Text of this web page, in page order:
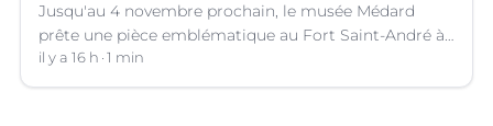
Jusqu'au 4 novembre prochain, le musée Médard
prête une pièce emblématique au Fort Saint-André à
Villeneuve-lez-Avignon (Gard).
il y a 16 h 1 min